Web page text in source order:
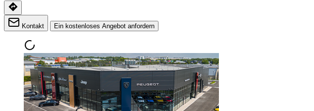
Kontakt Ein kostenloses Angebot anfordern